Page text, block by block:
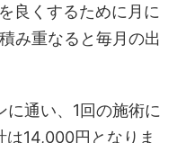
良くするために月に
み重なると毎月の出
通い、1回の施術に
14,000円となりま